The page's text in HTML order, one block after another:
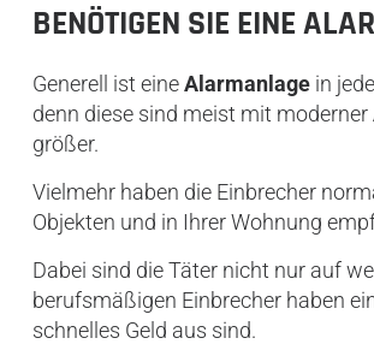
BENÖTIGEN SIE EINE
Generell ist eineAlarmanlagein
denn diese sind meist mit moderner
größer.
Vielmehr haben die Einbrecher
Objekten und in Ihrer Wohnung
Dabei sind die Täter nicht nur auf
berufsmäßigen Einbrecher haben
schnelles Geld aus sind.